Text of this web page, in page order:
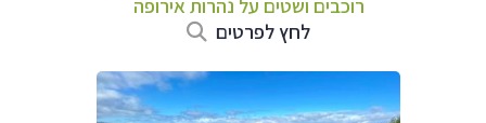
רוכבים ושטים על נהרות אירופה
לחץ לפרטים